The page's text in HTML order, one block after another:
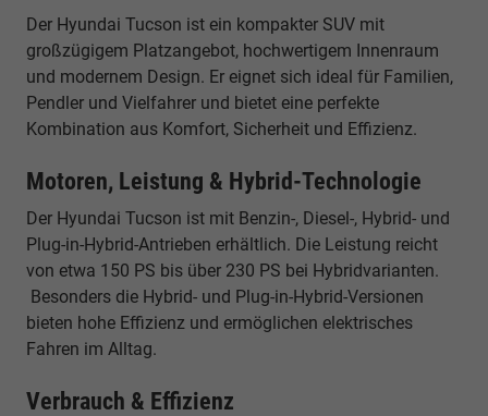
Der Hyundai Tucson ist ein kompakter SUV mit
großzügigem Platzangebot, hochwertigem Innenraum
und modernem Design. Er eignet sich ideal für Familien,
Pendler und Vielfahrer und bietet eine perfekte
Kombination aus Komfort, Sicherheit und Effizienz.
Motoren, Leistung & Hybrid-Technologie
Der Hyundai Tucson ist mit Benzin-, Diesel-, Hybrid- und
Plug-in-Hybrid-Antrieben erhältlich. Die Leistung reicht
von etwa 150 PS bis über 230 PS bei Hybridvarianten.
Besonders die Hybrid- und Plug-in-Hybrid-Versionen
bieten hohe Effizienz und ermöglichen elektrisches
Fahren im Alltag.
Verbrauch & Effizienz